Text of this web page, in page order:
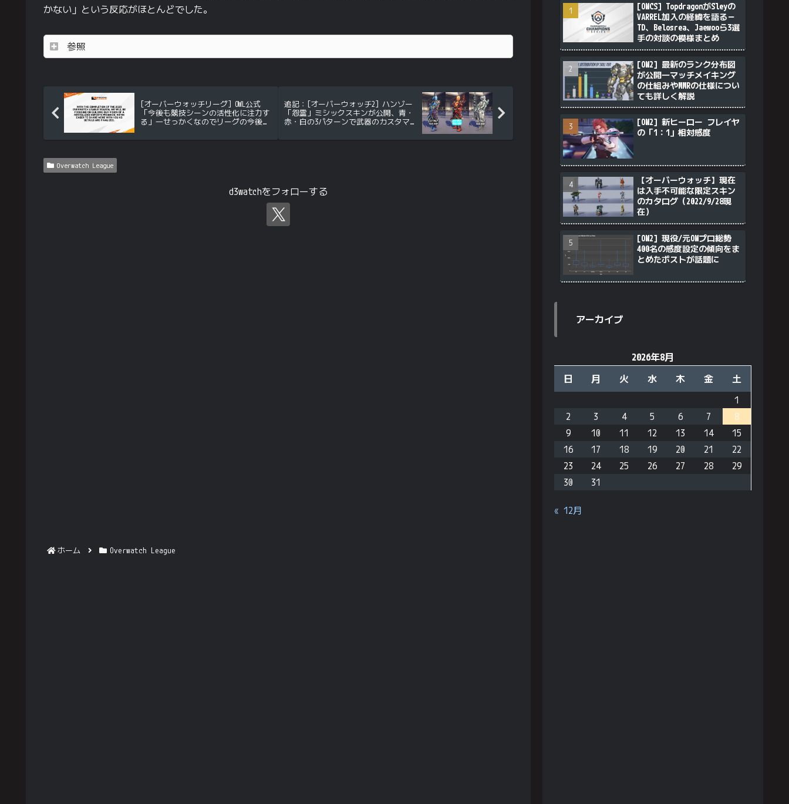
かない」という反応がほとんどでした。
参照
[オーバーウォッチリーグ] OWL公式
「今後も競技シーンの活性化に注力す
る」―せっかくなのでリーグの今後に
追記：[オーバーウォッチ2] ハンゾー
「怨霊」ミシックスキンが公開、青・
赤・白の3パターンで武器のカスタマ
Overwatch League
d3watchをフォローする
ホーム Overwatch League
[OWCS] TopdragonがSleyの
VARREL加入の経緯を語る－
TD、Belosrea、Jaewooら3選
手の対談の模様まとめ
[OW2] 最新のランク分布図
が公開―マッチメイキング
の仕組みやMMRの仕様につい
ても詳しく解説
[OW2] 新ヒーロー フレイヤ
の「1：1」相対感度
【オーバーウォッチ】現在
は入手不可能な限定スキン
のカタログ（2022/9/28現
在）
[OW2] 現役/元OWプロ総勢
400名の感度設定の傾向をま
とめたポストが話題に
アーカイブ
2026年8月
日
月 火 水 木 金
土
1
2
3 4 5 6 7
8
9
10 11 12 13 14
15
16
17 18 19 20 21
22
23
24 25 26 27 28
29
30
31
« 12月